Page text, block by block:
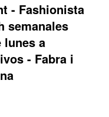
- Fashionista
semanales
lunes a
- Fabra i